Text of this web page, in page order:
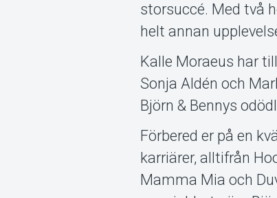
storsuccé. Med två
helt annan
Kalle Moraeus har
Sonja Aldén och
Björn & Bennys
Förbered er på en
karriärer, alltifrån
Mamma Mia och